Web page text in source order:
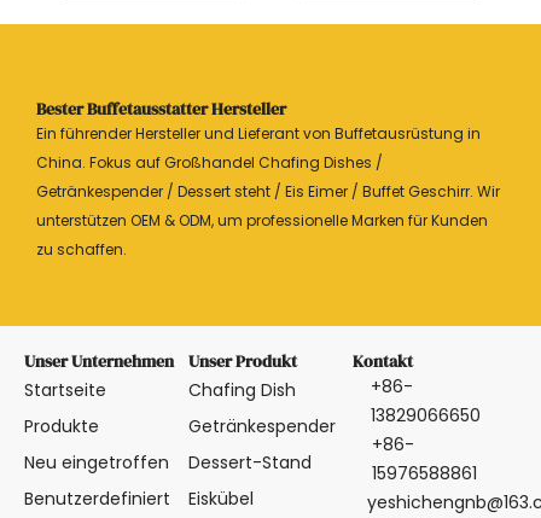
Bester Buffetausstatter Hersteller
Ein führender Hersteller und Lieferant von Buffetausrüstung in
China. Fokus auf Großhandel Chafing Dishes /
Getränkespender / Dessert steht / Eis Eimer / Buffet Geschirr. Wir
unterstützen OEM & ODM, um professionelle Marken für Kunden
zu schaffen.
Unser Unternehmen
Startseite
Produkte
Neu eingetroffen
Benutzerdefiniert
Unser Produkt
Chafing Dish
Getränkespender
Dessert-Stand
Eiskübel
Kontakt
+86-
13829066650
+86-
15976588861